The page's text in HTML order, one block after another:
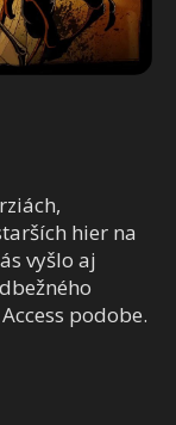
hier na
vyšlo aj
podobe.